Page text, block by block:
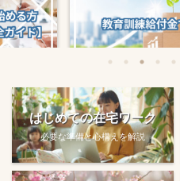
る方法
教育訓練給付金で
方法【主
はじめての在宅ワーク
必要な準備と心構えを解説